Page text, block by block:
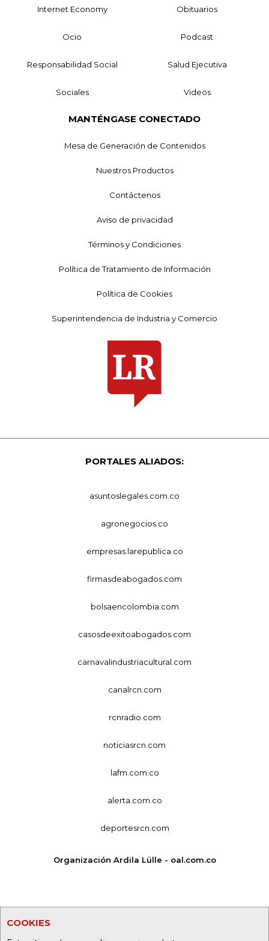
COOKIES
Internet Economy Obituarios
Ocio Podcast
Responsabilidad Social Salud Ejecutiva
Sociales Videos
MANTÉNGASE CONECTADO
Mesa de Generación de Contenidos
Nuestros Productos
Contáctenos
Aviso de privacidad
Términos y Condiciones
Política de Tratamiento de Información
Política de Cookies
Superintendencia de Industria y Comercio
PORTALES ALIADOS:
asuntoslegales.com.co
agronegocios.co
empresas.larepublica.co
firmasdeabogados.com
bolsaencolombia.com
casosdeexitoabogados.com
carnavalindustriacultural.com
canalrcn.com
rcnradio.com
noticiasrcn.com
lafm.com.co
alerta.com.co
deportesrcn.com
Organización Ardila Lülle - oal.com.co